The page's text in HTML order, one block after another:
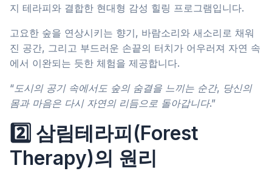
지 테라피와 결합한 현대형 감성 힐링 프로그램입니다.
고요한 숲을 연상시키는 향기, 바람소리와 새소리로 채워
진 공간, 그리고 부드러운 손끝의 터치가 어우러져 자연 속
에서 이완되는 듯한 체험을 제공합니다.
“도시의 공기 속에서도 숲의 숨결을 느끼는 순간, 당신의
몸과 마음은 다시 자연의 리듬으로 돌아갑니다.”
2️⃣ 삼림테라피(Forest
Therapy)의 원리